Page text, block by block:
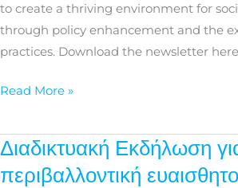
to create a thriving environment for
through policy enhancement and the
practices. Download the newsletter
Read More »
Διαδικτυακή Εκδήλωση
περιβαλλοντική
Διαδικτυακή
Εκδήλωση